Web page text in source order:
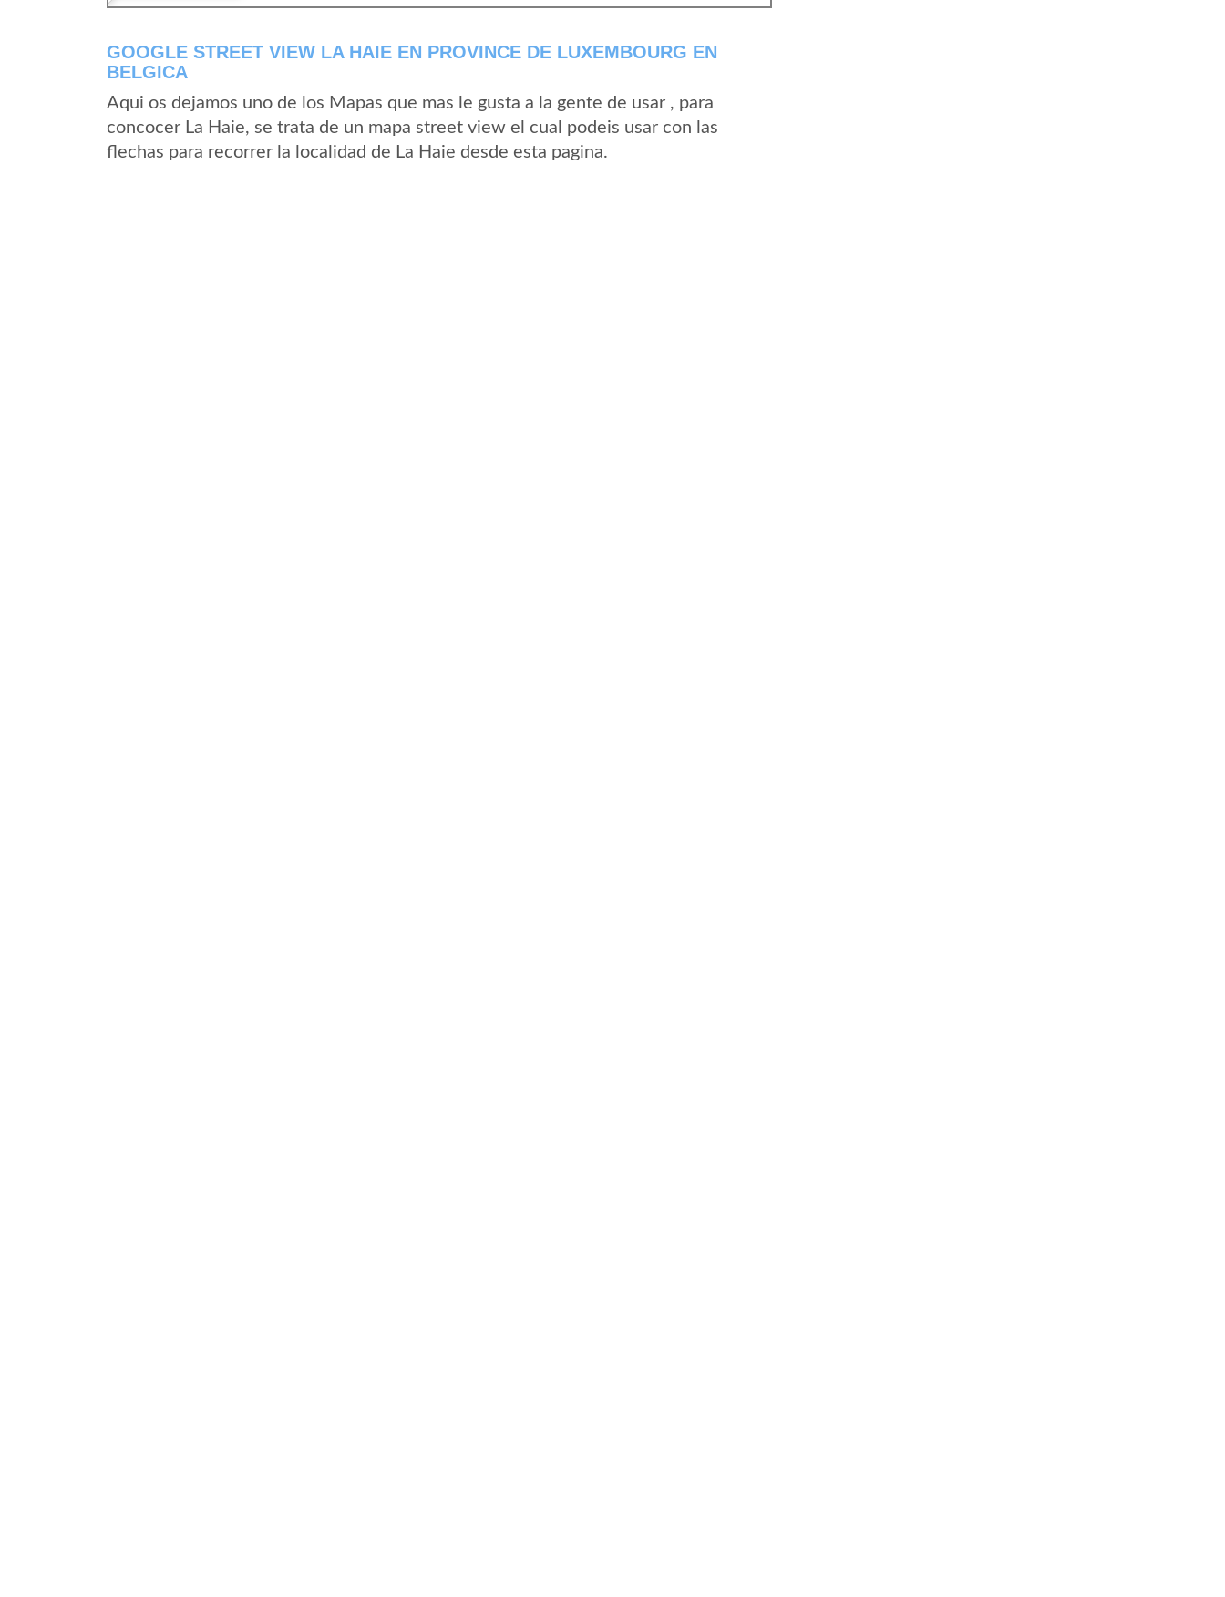
GOOGLE STREET VIEW LA HAIE EN PROVINCE DE LUXEMBOURG EN
BELGICA
Aqui os dejamos uno de los Mapas que mas le gusta a la gente de usar , para
concocer La Haie, se trata de un mapa street view el cual podeis usar con las
flechas para recorrer la localidad de La Haie desde esta pagina.